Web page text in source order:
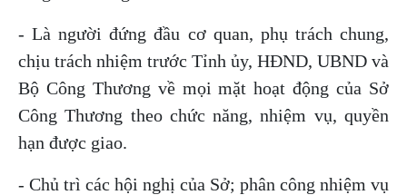
- Là người đứng đầu cơ quan, phụ trách chung,
chịu trách nhiệm trước Tỉnh ủy, HĐND, UBND và
Bộ Công Thương về mọi mặt hoạt động của Sở
Công Thương theo chức năng, nhiệm vụ, quyền
hạn được giao.
- Chủ trì các hội nghị của Sở; phân công nhiệm vụ